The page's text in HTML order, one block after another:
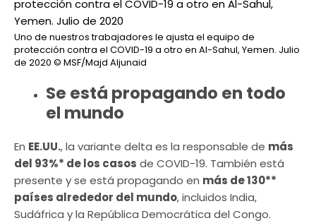
Uno de nuestros trabajadores le ajusta el equipo de
protección contra el COVID-19 a otro en Al-Sahul, Yemen. Julio
de 2020 © MSF/Majd Aljunaid
Se está propagando en todo
el mundo
En EE.UU., la variante delta es la responsable de más
del 93%* de los casos de COVID-19. También está
presente y se está propagando en más de 130**
países alrededor del mundo, incluidos India,
Sudáfrica y la República Democrática del Congo.